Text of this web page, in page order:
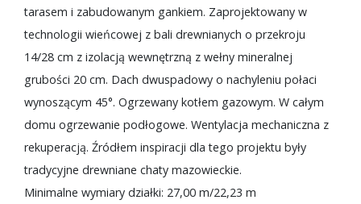
tarasem i zabudowanym gankiem. Zaprojektowany w
technologii wieńcowej z bali drewnianych o przekroju
14/28 cm z izolacją wewnętrzną z wełny mineralnej
grubości 20 cm. Dach dwuspadowy o nachyleniu połaci
wynoszącym 45°. Ogrzewany kotłem gazowym. W całym
domu ogrzewanie podłogowe. Wentylacja mechaniczna z
rekuperacją. Źródłem inspiracji dla tego projektu były
tradycyjne drewniane chaty mazowieckie.
Minimalne wymiary działki: 27,00 m/22,23 m